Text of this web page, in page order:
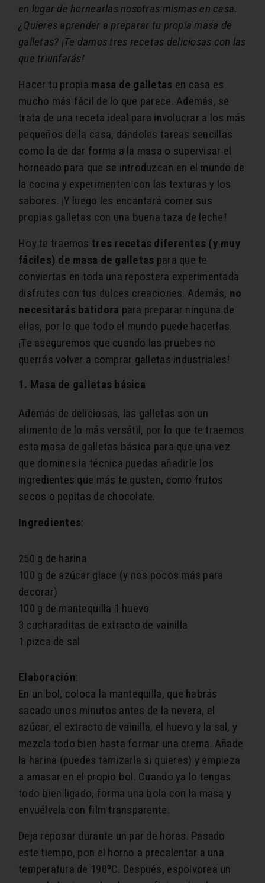
en lugar de hornearlas nosotras mismas en casa.
¿Quieres aprender a preparar tu propia masa de
galletas? ¡Te damos tres recetas deliciosas con las
que triunfarás!
Hacer tu propia masa de galletas en casa es
mucho más fácil de lo que parece. Además, se
trata de una receta ideal para involucrar a los más
pequeños de la casa, dándoles tareas sencillas
como la de dar forma a la masa o supervisar el
horneado para que se introduzcan en el mundo de
la cocina y experimenten con las texturas y los
sabores. ¡Y luego les encantará comer sus
propias galletas con una buena taza de leche!
Hoy te traemos tres recetas diferentes (y muy
fáciles) de masa de galletas para que te
conviertas en toda una repostera experimentada
disfrutes con tus dulces creaciones. Además, no
necesitarás batidora para preparar ninguna de
ellas, por lo que todo el mundo puede hacerlas.
¡Te aseguremos que cuando las pruebes no
querrás volver a comprar galletas industriales!
1. Masa de galletas básica
Además de deliciosas, las galletas son un
alimento de lo más versátil, por lo que te traemos
esta masa de galletas básica para que una vez
que domines la técnica puedas añadirle los
ingredientes que más te gusten, como frutos
secos o pepitas de chocolate.
Ingredientes:
250 g de harina
100 g de azúcar glace (y nos pocos más para
decorar)
100 g de mantequilla 1 huevo
3 cucharaditas de extracto de vainilla
1 pizca de sal
Elaboración:
En un bol, coloca la mantequilla, que habrás
sacado unos minutos antes de la nevera, el
azúcar, el extracto de vainilla, el huevo y la sal, y
mezcla todo bien hasta formar una crema. Añade
la harina (puedes tamizarla si quieres) y empieza
a amasar en el propio bol. Cuando ya lo tengas
todo bien ligado, forma una bola con la masa y
envuélvela con film transparente.
Deja reposar durante un par de horas. Pasado
este tiempo, pon el horno a precalentar a una
temperatura de 190ºC. Después, espolvorea un